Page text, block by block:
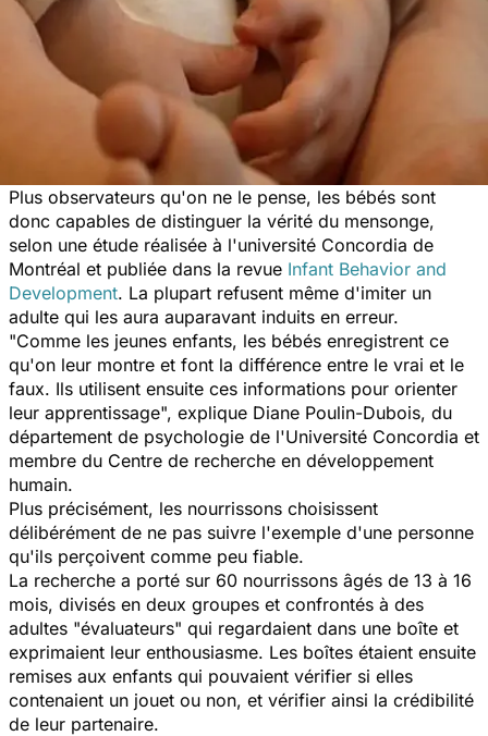
Plus observateurs qu'on ne le pense, les bébés sont
donc capables de distinguer la vérité du mensonge,
selon une étude réalisée à l'université Concordia de
Montréal et publiée dans la revue Infant Behavior and
Development. La plupart refusent même d'imiter un
adulte qui les aura auparavant induits en erreur.
"Comme les jeunes enfants, les bébés enregistrent ce
qu'on leur montre et font la différence entre le vrai et le
faux. Ils utilisent ensuite ces informations pour orienter
leur apprentissage", explique Diane Poulin-Dubois, du
département de psychologie de l'Université Concordia et
membre du Centre de recherche en développement
humain.
Plus précisément, les nourrissons choisissent
délibérément de ne pas suivre l'exemple d'une personne
qu'ils perçoivent comme peu fiable.
La recherche a porté sur 60 nourrissons âgés de 13 à 16
mois, divisés en deux groupes et confrontés à des
adultes "évaluateurs" qui regardaient dans une boîte et
exprimaient leur enthousiasme. Les boîtes étaient ensuite
remises aux enfants qui pouvaient vérifier si elles
contenaient un jouet ou non, et vérifier ainsi la crédibilité
de leur partenaire.